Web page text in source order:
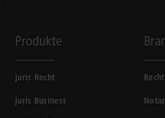
Produkte
juris Recht
juris Business